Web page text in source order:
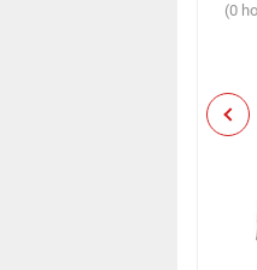
(0